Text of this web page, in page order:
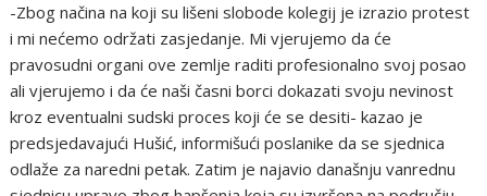
-Zbog načina na koji su lišeni slobode kolegij je izrazio protest
i mi nećemo održati zasjedanje. Mi vjerujemo da će
pravosudni organi ove zemlje raditi profesionalno svoj posao
ali vjerujemo i da će naši časni borci dokazati svoju nevinost
kroz eventualni sudski proces koji će se desiti- kazao je
predsjedavajući Hušić, informišući poslanike da se sjednica
odlaže za naredni petak. Zatim je najavio današnju vanrednu